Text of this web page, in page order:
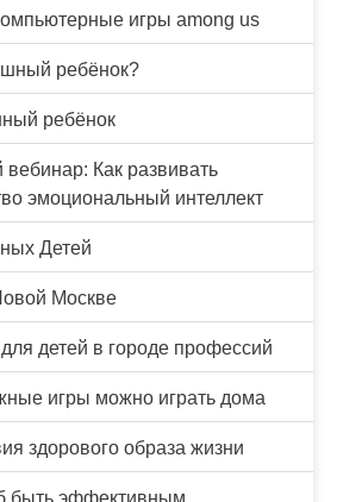
игры among us
ребёнок?
ребёнок
Как развивать
эмоциональный интеллект
Детей
Москве
детей в городе профессий
игры можно играть дома
здорового образа жизни